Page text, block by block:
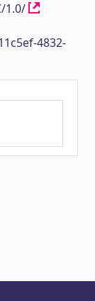
1.0/
4832-